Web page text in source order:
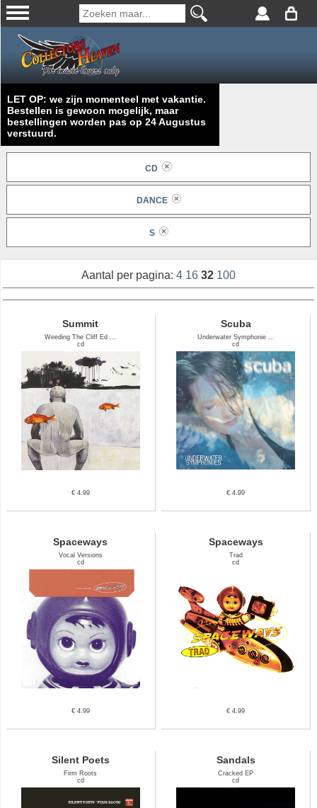
LET OP: we zijn momenteel met vakantie.
Bestellen is gewoon mogelijk, maar
bestellingen worden pas op 24 Augustus
verstuurd.
CD
DANCE
S
Aantal per pagina: 4 16 32 100
Summit
Weeding The Cliff Ed ...
cd
€ 4.99
Scuba
Underwater Symphonie ...
cd
€ 4.99
Spaceways
Vocal Versions
cd
€ 4.99
Spaceways
Trad
cd
€ 4.99
Silent Poets
Firm Roots
cd
Sandals
Cracked EP
cd